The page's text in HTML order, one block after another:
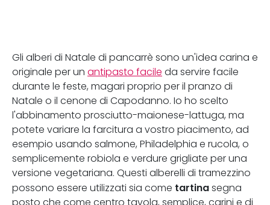
Gli alberi di Natale di pancarrè sono un'idea carina e
originale per un antipasto facile da servire facile
durante le feste, magari proprio per il pranzo di
Natale o il cenone di Capodanno. Io ho scelto
l'abbinamento prosciutto-maionese-lattuga, ma
potete variare la farcitura a vostro piacimento, ad
esempio usando salmone, Philadelphia e rucola, o
semplicemente robiola e verdure grigliate per una
versione vegetariana. Questi alberelli di tramezzino
possono essere utilizzati sia come tartina segna
posto che come centro tavola, semplice, carini e di